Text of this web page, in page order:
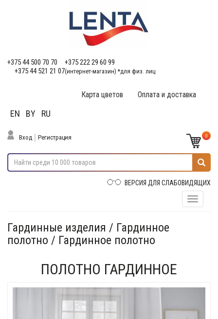
+375 44 500 70 70
+375 222 29 60 99
+375 44 521 21 07(интернет-магазин) *для физ. лиц
Оплата и доставка
Карта цветов
EN BY RU
Вход Регистрация 0
ВЕРСИЯ ДЛЯ СЛАБОВИДЯЩИХ
Гардинные изделия / Гардинное
полотно / Гардинное полотно
ПОЛОТНО ГАРДИННОЕ